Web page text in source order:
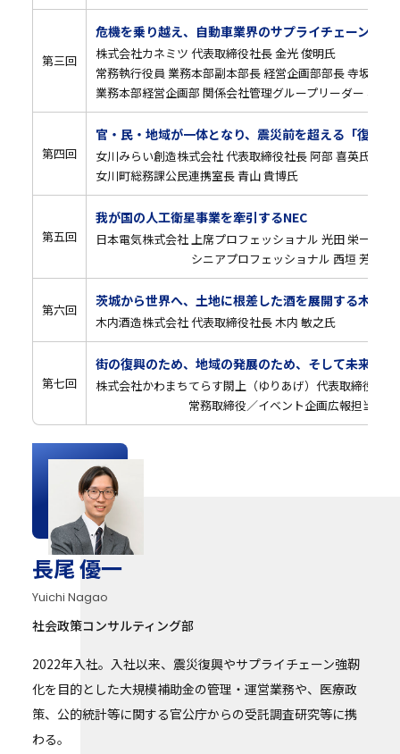
第三回
危機を乗り越え、自動車業界のサプライチェーン強
株式会社カネミツ 代表取締役社長 金光 俊明氏
常務執行役員 業務本部副本部長 経営企画部部長 寺坂 孝雄
業務本部経営企画部 関係会社管理グループリーダー 松村
第四回
官・民・地域が一体となり、震災前を超える「復興
女川みらい創造株式会社 代表取締役社長 阿部 喜英氏
女川町総務課公民連携室長 青山 貴博氏
第五回
我が国の人工衛星事業を牽引するNEC
日本電気株式会社 上席プロフェッショナル 光田 栄一氏
シニアプロフェッショナル 西垣 芳幸氏
第六回
茨城から世界へ、土地に根差した酒を展開する木内酒
木内酒造株式会社 代表取締役社長 木内 敏之氏
第七回
街の復興のため、地域の発展のため、そして未来の世
株式会社かわまちてらす閖上（ゆりあげ）代表取締役 櫻
常務取締役／イベント企画広報担当 松野
長尾 優一
Yuichi Nagao
社会政策コンサルティング部
2022年入社。入社以来、震災復興やサプライチェーン強靭
化を目的とした大規模補助金の管理・運営業務や、医療政
策、公的統計等に関する官公庁からの受託調査研究等に携
わる。